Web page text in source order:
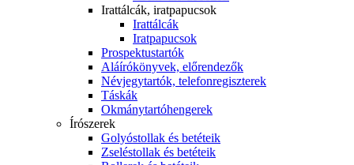
Irattálcák, iratpapucsok
Irattálcák
Iratpapucsok
Prospektustartók
Aláírókönyvek, előrendezők
Névjegytartók, telefonregiszterek
Táskák
Okmánytartóhengerek
Írószerek
Golyóstollak és betéteik
Zseléstollak és betéteik